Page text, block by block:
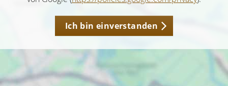
Ich bin einverstanden